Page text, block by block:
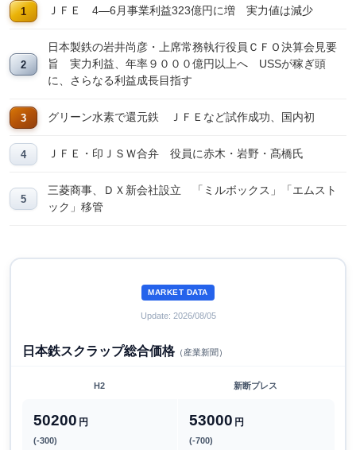
ＪＦＥ 4―6月事業利益323億円に増 実力値は減少
日本製鉄の岩井尚彦・上席常務執行役員ＣＦＯ決算会見要
旨 実力利益、年率９０００億円以上へ USSが稼ぎ頭
に、さらなる利益成長目指す
グリーン水素で還元鉄 ＪＦＥなど試作成功、国内初
ＪＦＥ・印ＪＳＷ合弁 役員に赤木・岩野・髙橋氏
三菱商事、ＤＸ新会社設立 「ミルボックス」「エムスト
ック」移管
MARKET DATA
Update: 2026/08/05
日本鉄スクラップ総合価格（産業新聞）
H2 新断プレス
50200 円
(-300)
53000 円
(-700)